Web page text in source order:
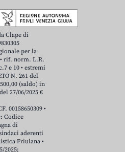
Clape di
per la
rif. norm. L.R.
e 10 • estremi
N. 261 del
(saldo) in
27/06/2025 €
00158650309 •
Codice
di
aderenti
Friulana •
2025;